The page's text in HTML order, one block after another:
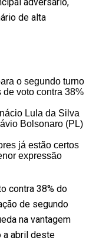
de alta
o segundo turno
voto contra 38%
Lula da Silva
Bolsonaro (PL)
já estão certos
expressão
contra 38% do
de segundo
na vantagem
a abril deste